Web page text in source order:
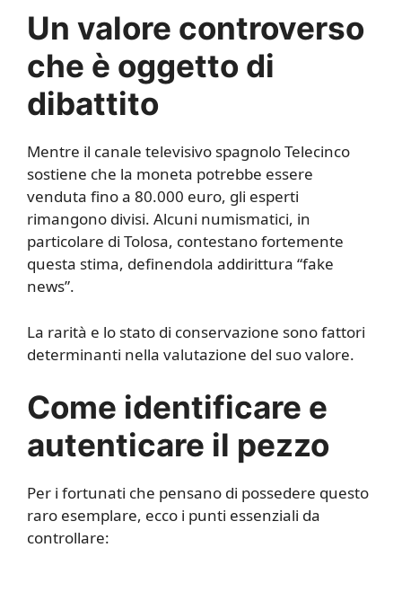
Un valore controverso
che è oggetto di
dibattito
Mentre il canale televisivo spagnolo Telecinco
sostiene che la moneta potrebbe essere
venduta fino a 80.000 euro, gli esperti
rimangono divisi. Alcuni numismatici, in
particolare di Tolosa, contestano fortemente
questa stima, definendola addirittura “fake
news”.
La rarità e lo stato di conservazione sono fattori
determinanti nella valutazione del suo valore.
Come identificare e
autenticare il pezzo
Per i fortunati che pensano di possedere questo
raro esemplare, ecco i punti essenziali da
controllare: